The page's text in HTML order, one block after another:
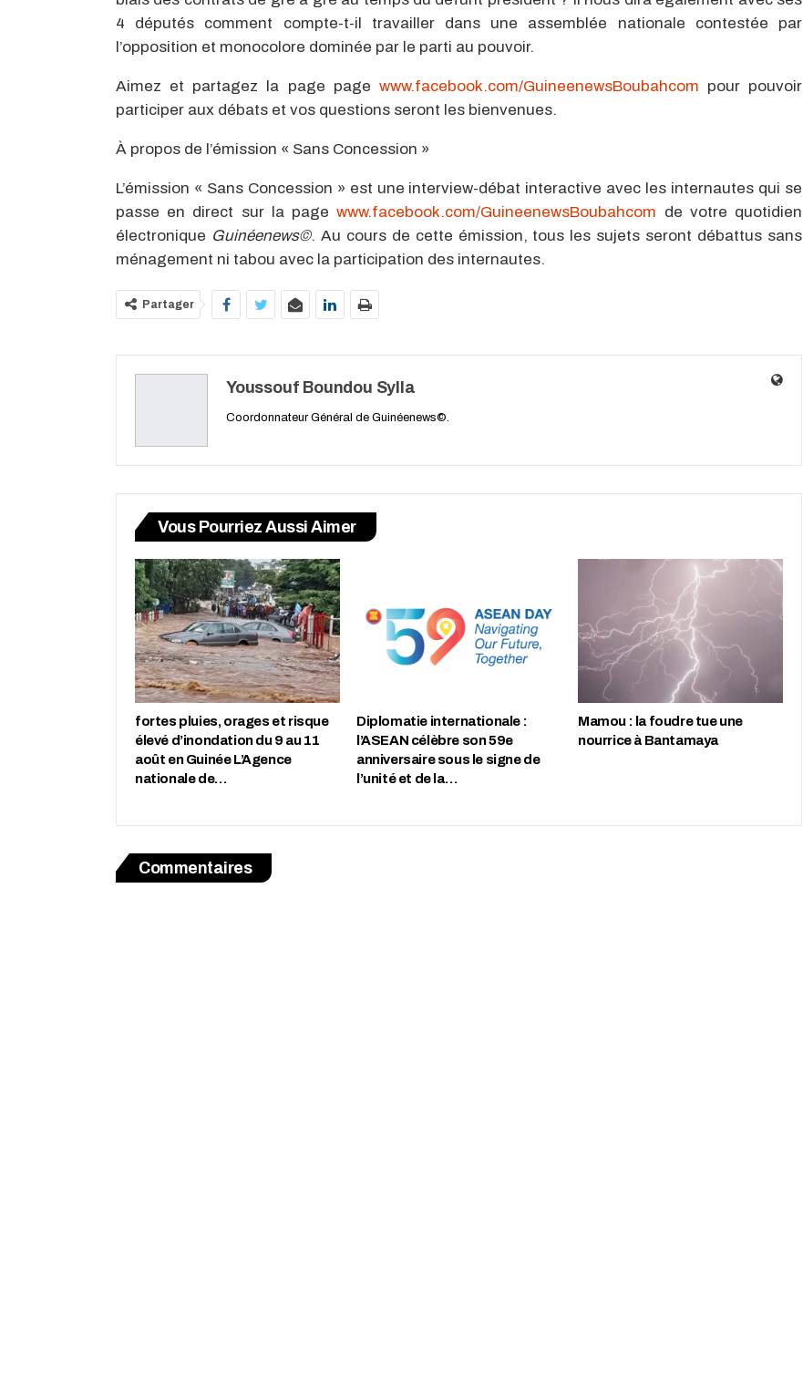
4 députés comment compte-t-il travailler dans une assemblée nationale contestée par
l’opposition et monocolore dominée par le parti au pouvoir.
Aimez et partagez la page page www.facebook.com/GuineenewsBoubahcom pour pouvoir
participer aux débats et vos questions seront les bienvenues.
À propos de l’émission « Sans Concession »
L’émission « Sans Concession » est une interview-débat interactive avec les internautes qui se
passe en direct sur la pagewww.facebook.com/GuineenewsBoubahcom de votre quotidien
électronique Guinéenews©. Au cours de cette émission, tous les sujets seront débattus sans
ménagement ni tabou avec la participation des internautes.
Partager
Youssouf Boundou Sylla
Coordonnateur Général de Guinéenews©.
Vous Pourriez Aussi Aimer
fortes pluies, orages et risque
élevé d’inondation du 9 au 11
août en Guinée L’Agence
nationale de…
Diplomatie internationale :
l’ASEAN célèbre son 59e
anniversaire sous le signe de
l’unité et de la…
Mamou : la foudre tue une
nourrice à Bantamaya
Commentaires